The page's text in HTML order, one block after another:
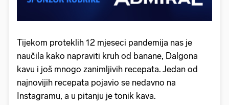
Tijekom proteklih 12 mjeseci pandemija nas je
naučila kako napraviti kruh od banane, Dalgona
kavu i još mnogo zanimljivih recepata. Jedan od
najnovijih recepata pojavio se nedavno na
Instagramu, a u pitanju je tonik kava.